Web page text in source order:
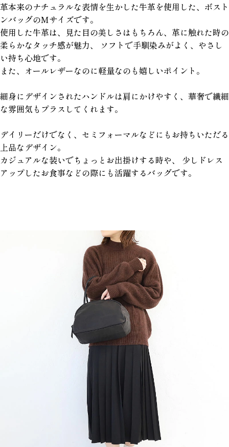
革本来のナチュラルな表情を生かした牛革を使用した、ボスト
ンバッグのMサイズです。
使用した牛革は、見た目の美しさはもちろん、革に触れた時の
柔らかなタッチ感が魅力、 ソフトで手馴染みがよく、やさし
い持ち心地です。
また、オールレザーなのに軽量なのも嬉しいポイント。
細身にデザインされたハンドルは肩にかけやすく、華奢で繊細
な雰囲気もプラスしてくれます。
デイリーだけでなく、セミフォーマルなどにもお持ちいただる
上品なデザイン。
カジュアルな装いでちょっとお出掛けする時や、 少しドレス
アップしたお食事などの際にも活躍するバッグです。